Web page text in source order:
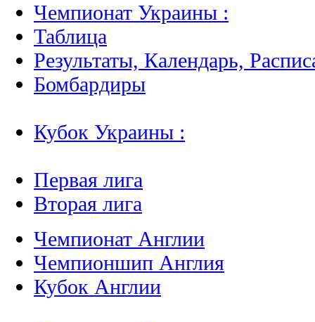
Чемпионат Украины :
Таблица
Результаты, Календарь,
Бомбардиры
Кубок Украины :
Первая лига
Вторая лига
Чемпионат Англии
Чемпионшип Англия
Кубок Англии